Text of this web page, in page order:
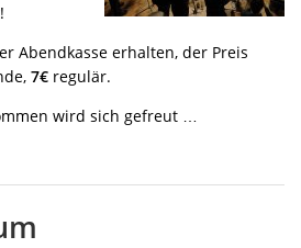
Abendkasse erhalten, der Preis
7€ regulär.
wird sich gefreut …